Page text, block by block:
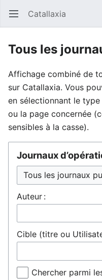
Ouvrir le menu principal Catallaxia
Tous les
Affichage combiné de
sur Catallaxia. Vous
en sélectionnant le type
ou la page concernée
sensibles à la casse).
Journaux
Auteur :
Cible (titre ou
Chercher parmi